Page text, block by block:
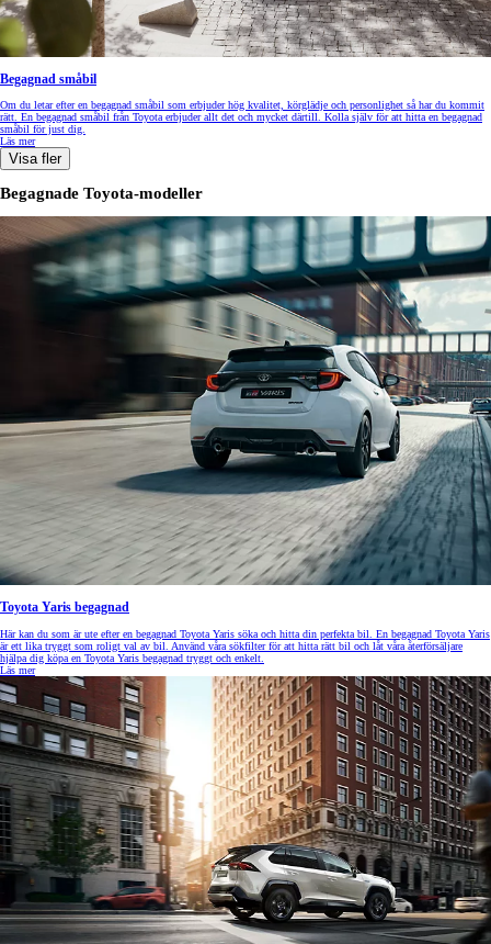
Begagnad småbil
Om du letar efter en begagnad småbil som erbjuder hög kvalitet, körglädje och personlighet så har du kommit
rätt. En begagnad småbil från Toyota erbjuder allt det och mycket därtill. Kolla själv för att hitta en begagnad
småbil för just dig.
Läs mer
Visa fler
Begagnade Toyota-modeller
Toyota Yaris begagnad
Här kan du som är ute efter en begagnad Toyota Yaris söka och hitta din perfekta bil. En begagnad Toyota Yaris
är ett lika tryggt som roligt val av bil. Använd våra sökfilter för att hitta rätt bil och låt våra återförsäljare
hjälpa dig köpa en Toyota Yaris begagnad tryggt och enkelt.
Läs mer